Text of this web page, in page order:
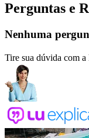
Perguntas e
Nenhuma
Tire sua dúvida com